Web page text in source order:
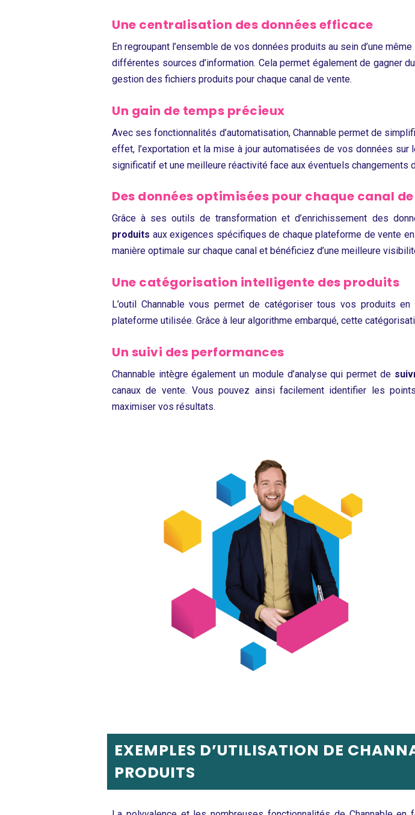
Une centralisation des données efficace
En regroupant l’ensemble de vos données produits au sein d’une
différentes sources d’information. Cela permet également de gagner
gestion des fichiers produits pour chaque canal de vente.
Un gain de temps précieux
Avec ses fonctionnalités d’automatisation, Channable permet de
effet, l’exportation et la mise à jour automatisées de vos données
significatif et une meilleure réactivité face aux éventuels changements
Des données optimisées pour chaque canal
Grâce à ses outils de transformation et d’enrichissement des
produits aux exigences spécifiques de chaque plateforme de vente
manière optimale sur chaque canal et bénéficiez d’une meilleure
Une catégorisation intelligente des produits
L’outil Channable vous permet de catégoriser tous vos produits
plateforme utilisée. Grâce à leur algorithme embarqué, cette
Un suivi des performances
Channable intègre également un module d’analyse qui permet de
canaux de vente. Vous pouvez ainsi facilement identifier les
maximiser vos résultats.
EXEMPLES D’UTILISATION DE
PRODUITS